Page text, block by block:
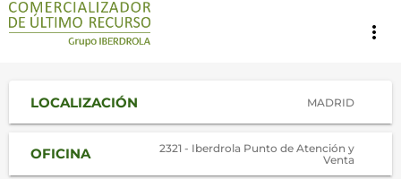
more_vert
LOCALIZACIÓN MADRID
OFICINA
2321 - Iberdrola Punto de Atención y
Venta